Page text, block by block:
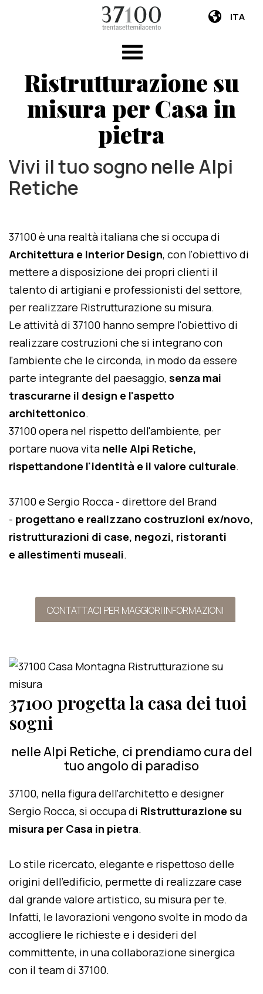
ITA
Ristrutturazione su
misura per Casa in
pietra
Vivi il tuo sogno nelle Alpi
Retiche
37100 è una realtà italiana che si occupa di
Architettura e Interior Design, con l'obiettivo di
mettere a disposizione dei propri clienti il
talento di artigiani e professionisti del settore,
per realizzare Ristrutturazione su misura.
Le attività di 37100 hanno sempre l'obiettivo di
realizzare costruzioni che si integrano con
l'ambiente che le circonda, in modo da essere
parte integrante del paesaggio, senza mai
trascurarne il design e l'aspetto
architettonico.
37100 opera nel rispetto dell'ambiente, per
portare nuova vita nelle Alpi Retiche,
rispettandone l'identità e il valore culturale.
37100 e Sergio Rocca - direttore del Brand
- progettano e realizzano costruzioni ex/novo,
ristrutturazioni di case, negozi, ristoranti
e allestimenti museali.
CONTATTACI PER MAGGIORI INFORMAZIONI
37100 progetta la casa dei tuoi
sogni
nelle Alpi Retiche, ci prendiamo cura del
tuo angolo di paradiso
37100, nella figura dell'architetto e designer
Sergio Rocca, si occupa di Ristrutturazione su
misura per Casa in pietra.
Lo stile ricercato, elegante e rispettoso delle
origini dell'edificio, permette di realizzare case
dal grande valore artistico, su misura per te.
Infatti, le lavorazioni vengono svolte in modo da
accogliere le richieste e i desideri del
committente, in una collaborazione sinergica
con il team di 37100.